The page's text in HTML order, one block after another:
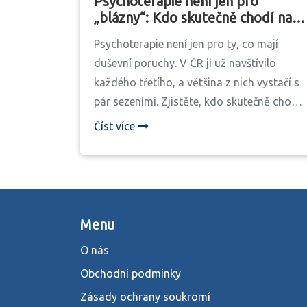
„blázny“: Kdo skutečně chodí na
Psychoterapie není jen pro ty, co mají
duševní poruchy. V ČR ji už navštívilo
každého třetího, a většina z nich vystačí s
pár sezeními. Zjistěte, kdo skutečně chodí
na terapii, proč a jak začít.
Číst více
Menu
O nás
Obchodní podmínky
Zásady ochrany soukromí